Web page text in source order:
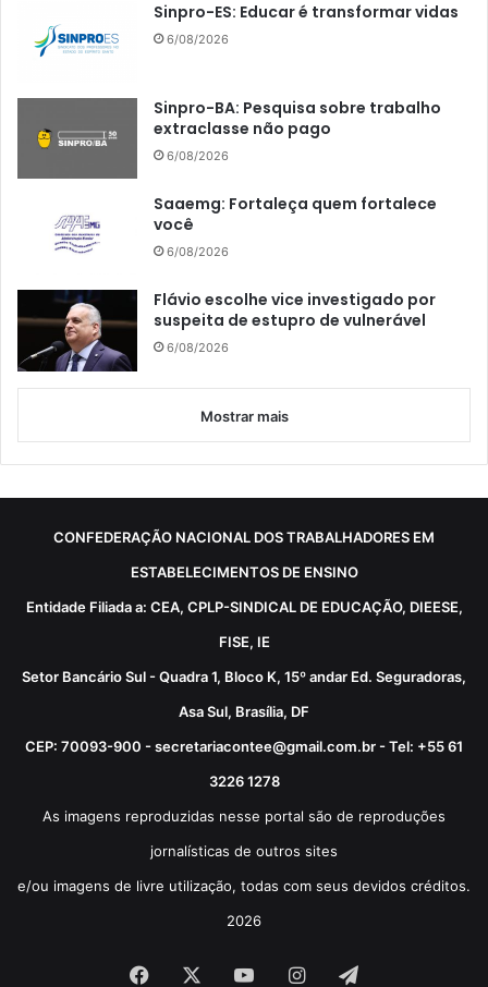
Sinpro-ES: Educar é transformar vidas
6/08/2026
Sinpro-BA: Pesquisa sobre trabalho
extraclasse não pago
6/08/2026
Saaemg: Fortaleça quem fortalece
você
6/08/2026
Flávio escolhe vice investigado por
suspeita de estupro de vulnerável
6/08/2026
Mostrar mais
CONFEDERAÇÃO NACIONAL DOS TRABALHADORES EM
ESTABELECIMENTOS DE ENSINO
Entidade Filiada a: CEA, CPLP-SINDICAL DE EDUCAÇÃO, DIEESE,
FISE, IE
Setor Bancário Sul - Quadra 1, Bloco K, 15º andar Ed. Seguradoras,
Asa Sul, Brasília, DF
CEP: 70093-900 - secretariacontee@gmail.com.br - Tel: +55 61
3226 1278
As imagens reproduzidas nesse portal são de reproduções
jornalísticas de outros sites
e/ou imagens de livre utilização, todas com seus devidos créditos.
2026
Facebook YouTubeInstagram